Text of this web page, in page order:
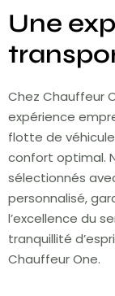
Une
Chez Chauffeur
expérience
flotte de
confort optimal.
sélectionnés
personnalisé,
l’excellence du
tranquillité
Chauffeur One.